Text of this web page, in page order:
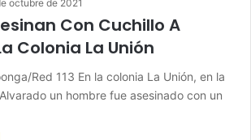
octubre de 2021
Con Cuchillo A
Colonia La Unión
Red 113 En la colonia La Unión, en la
un hombre fue asesinado con un